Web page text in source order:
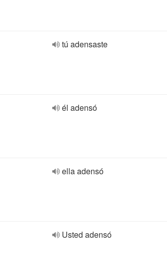
tú adensaste
él adensó
ella adensó
Usted adensó